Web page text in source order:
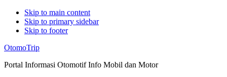
Skip to main content
Skip to primary sidebar
Skip to footer
Additional
menu
OtomoTrip
Portal Informasi Otomotif Info Mobil dan Motor